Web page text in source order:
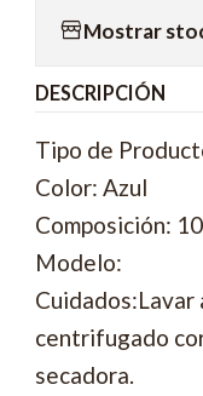
Mostrar
DESCRIPCIÓN
Tipo de
Color: Azul
Composición:
Modelo:
Cuidados:Lavar
centrifugado
secadora.